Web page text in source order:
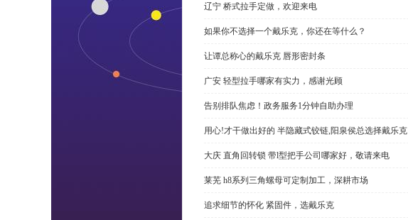
辽宁 桥式拉手定做，欢迎来电
如果你不选择一个戴乐克，你还在等什么？
让谭总称心的戴乐克 唇形密封条
广安 轻型拉手哪家有实力，感谢光顾
告别排队焦虑！政务服务1分钟自助办理
用心!才干做出好的 半隐藏式铰链,阳泉侯总选择戴乐克
大庆 直角回转锁 带l型把手公司哪家好，敬请来电
莱芜 h8系列三角螺母可定制加工，深耕市场
追求细节的怀化 紧固件，选戴乐克